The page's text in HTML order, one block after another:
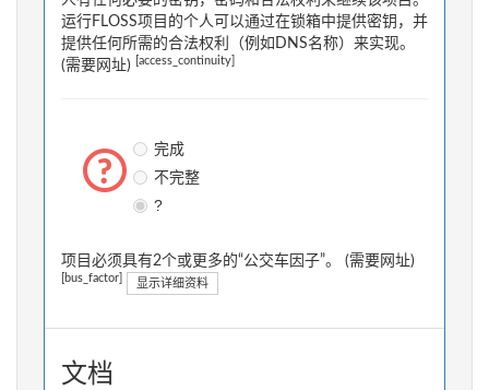
运行FLOSS项目的个人可以通过在锁箱中提供密钥，并
提供任何所需的合法权利（例如DNS名称）来实现。
(需要网址)
[access_continuity]
完成
不完整
?
项目必须具有2个或更多的“公交车因子”。 (需要网址)
[bus_factor] 显示详细资料
文档